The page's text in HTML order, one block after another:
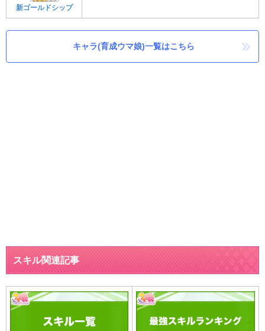
新ゴールドシップ
キャラ(育成ウマ娘)一覧はこちら
スキル関連記事